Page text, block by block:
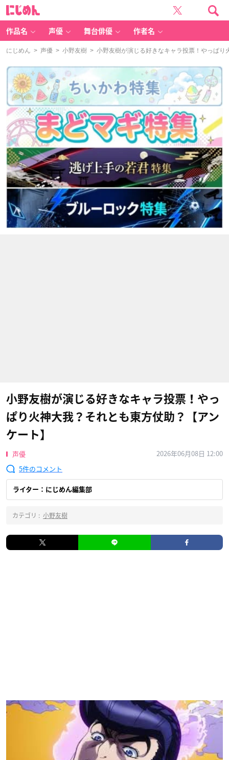
作品名 声優 舞台俳優 作者名
にじめん > 声優 > 小野友樹 > 小野友樹が演じる好きなキャラ投票！やっぱり
小野友樹が演じる好きなキャラ投票！やっ
ぱり火神大我？それとも東方仗助？【アン
ケート】
声優
2026年06月08日 12:00
5
ライター：にじめん編集部
カテゴリ : 小野友樹